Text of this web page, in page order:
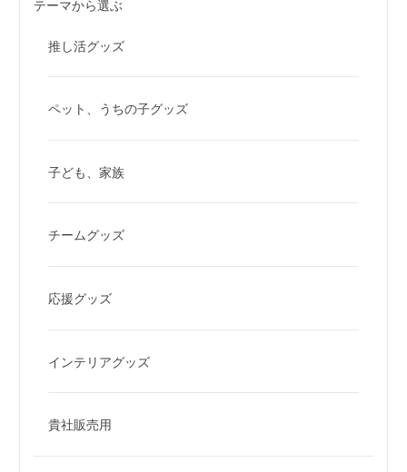
テーマから選ぶ
推し活グッズ
ペット、うちの子グッズ
子ども、家族
チームグッズ
応援グッズ
インテリアグッズ
貴社販売用